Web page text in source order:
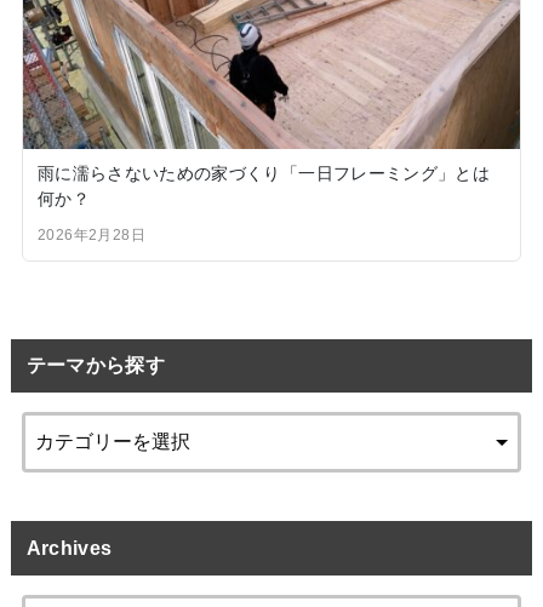
雨に濡らさないための家づくり「一日フレーミング」とは
何か？
2026年2月28日
テーマから探す
Archives